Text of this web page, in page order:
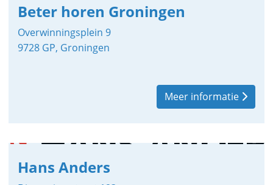
Beter horen Groningen
Overwinningsplein 9
9728 GP, Groningen
Meer informatie
Hans Anders